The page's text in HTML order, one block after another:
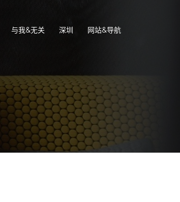
与我&无关 深圳 网站&导航